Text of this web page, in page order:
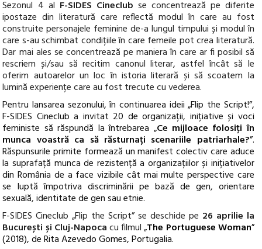
Sezonul 4 al F-SIDES Cineclub se concentrează pe diferite
ipostaze din literatură care reflectă modul în care au fost
construite personajele feminine de-a lungul timpului și modul în
care s-au schimbat condițiile în care femeile pot crea literatură.
Dar mai ales se concentrează pe maniera în care ar fi posibil să
rescriem și/sau să recitim canonul literar, astfel încât să le
oferim autoarelor un loc în istoria literară și să scoatem la
lumină experiențe care au fost trecute cu vederea.
Pentru lansarea sezonului, în continuarea ideii „Flip the Script!”,
F-SIDES Cineclub a invitat 20 de organizații, inițiative și voci
feministe să răspundă la întrebarea „Ce mijloace folosiți în
munca voastră ca să răsturnați scenariile patriarhale?”.
Răspunsurile primite formează un manifest colectiv care aduce
la suprafață munca de rezistență a organizațiilor și inițiativelor
din România de a face vizibile cât mai multe perspective care
se luptă împotriva discriminării pe bază de gen, orientare
sexuală, identitate de gen sau etnie.
F-SIDES Cineclub „Flip the Script”se deschide pe 26 aprilie la
București și Cluj-Napocacu filmul „The Portuguese Woman”
(2018), de Rita Azevedo Gomes, Portugalia.